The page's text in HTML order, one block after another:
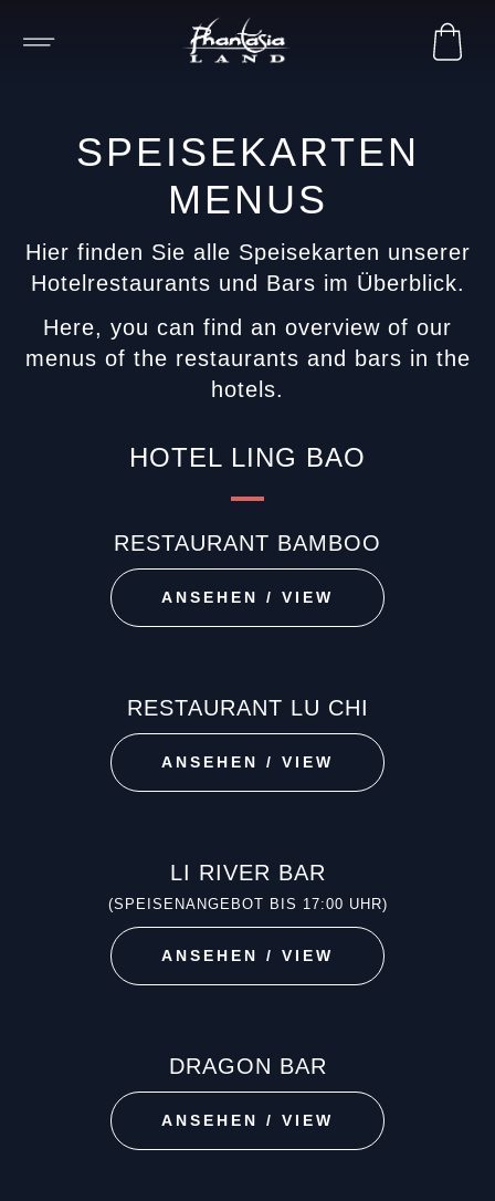
SPEISEKARTEN
MENUS
Hier finden Sie alle Speisekarten unserer
Hotelrestaurants und Bars im Überblick.
Here, you can find an overview of our
menus of the restaurants and bars in the
hotels.
HOTEL LING BAO
RESTAURANT BAMBOO
ANSEHEN / VIEW
RESTAURANT LU CHI
ANSEHEN / VIEW
LI RIVER BAR
(SPEISENANGEBOT BIS 17:00 UHR)
ANSEHEN / VIEW
DRAGON BAR
ANSEHEN / VIEW